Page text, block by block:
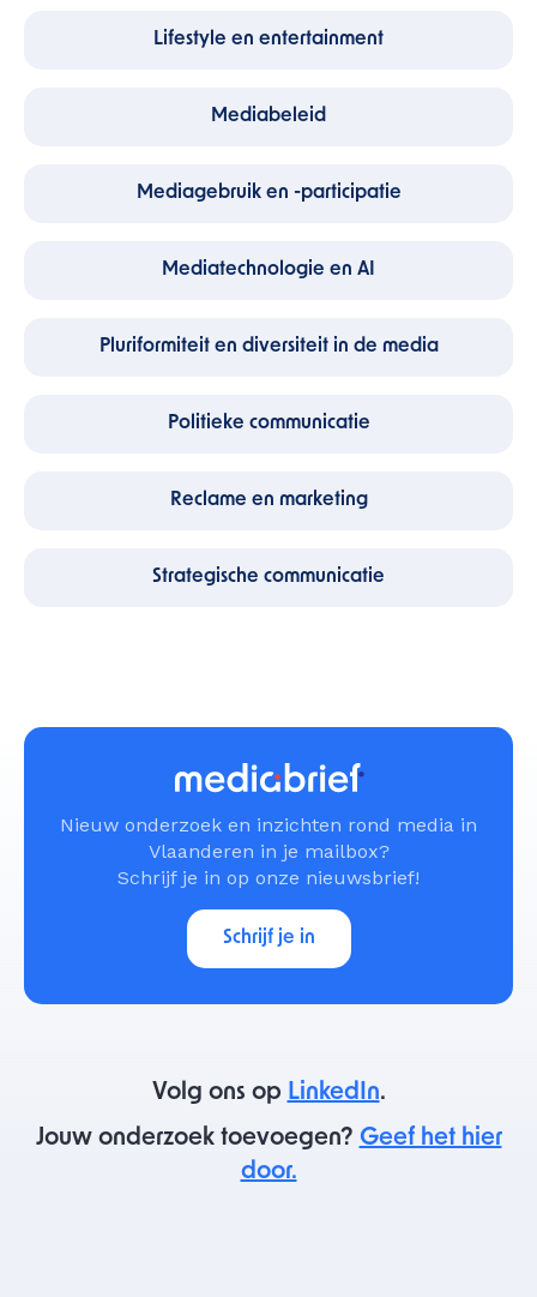
Lifestyle en entertainment
Mediabeleid
Mediagebruik en -participatie
Mediatechnologie en AI
Pluriformiteit en diversiteit in de media
Politieke communicatie
Reclame en marketing
Strategische communicatie
Nieuw onderzoek en inzichten rond media in
Vlaanderen in je mailbox?
Schrijf je in op onze nieuwsbrief!
Schrijf je in
Volg ons op LinkedIn.
Jouw onderzoek toevoegen? Geef het hier
door.